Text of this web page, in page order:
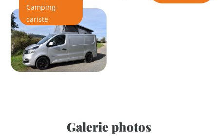
Camping-
cariste
Galerie photos